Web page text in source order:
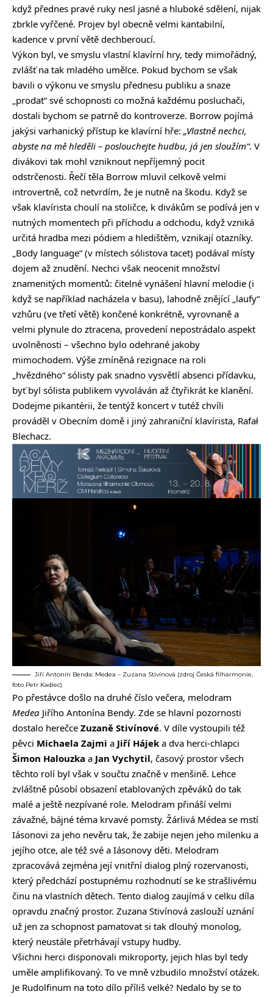
když přednes pravé ruky nesl jasné a hluboké sdělení, nijak
zbrkle vyřčené. Projev byl obecně velmi kantabilní,
kadence v první větě dechberoucí.
Výkon byl, ve smyslu vlastní klavírní hry, tedy mimořádný,
zvlášť na tak mladého umělce. Pokud bychom se však
bavili o výkonu ve smyslu přednesu publiku a snaze
„prodat“ své schopnosti co možná každému posluchači,
dostali bychom se patrně do kontroverze. Borrow pojímá
jakýsi varhanický přístup ke klavírní hře: „Vlastně nechci,
abyste na mě hleděli – poslouchejte hudbu, já jen sloužím“. V
divákovi tak mohl vzniknout nepříjemný pocit
odstrčenosti. Řečí těla Borrow mluvil celkově velmi
introvertně, což netvrdím, že je nutně na škodu. Když se
však klavírista choulí na stoličce, k divákům se podívá jen v
nutných momentech při příchodu a odchodu, když vzniká
určitá hradba mezi pódiem a hledištěm, vznikají otazníky.
„Body language“ (v místech sólistova tacet) podával místy
dojem až znudění. Nechci však neocenit množství
znamenitých momentů: čitelné vynášení hlavní melodie (i
když se například nacházela v basu), lahodně znějící „laufy“
vzhůru (ve třetí větě) končené konkrétně, vyrovnaně a
velmi plynule do ztracena, provedení nepostrádalo aspekt
uvolněnosti – všechno bylo odehrané jakoby
mimochodem. Výše zmíněná rezignace na roli
„hvězdného“ sólisty pak snadno vysvětlí absenci přídavku,
byť byl sólista publikem vyvoláván až čtyřikrát ke klanění.
Dodejme pikantérii, že tentýž koncert v tutéž chvíli
prováděl v Obecním domě i jiný zahraniční klavírista, Rafał
Blechacz.
Jiří Antonín Benda: Medea – Zuzana Stivínová (zdroj Česká filharmonie,
foto Petr Kadlec)
Po přestávce došlo na druhé číslo večera, melodram
Medea Jiřího Antonína Bendy. Zde se hlavní pozornosti
dostalo herečce Zuzaně Stivínové. V díle vystoupili též
pěvci Michaela Zajmi a Jiří Hájek a dva herci-chlapci
Šimon Halouzka a Jan Vychytil, časový prostor všech
těchto rolí byl však v součtu značně v menšině. Lehce
zvláštně působí obsazení etablovaných zpěváků do tak
malé a ještě nezpívané role. Melodram přináší velmi
závažné, bájné téma krvavé pomsty. Žárlivá Médea se mstí
Iásonovi za jeho nevěru tak, že zabije nejen jeho milenku a
jejího otce, ale též své a Iásonovy děti. Melodram
zpracovává zejména její vnitřní dialog plný rozervanosti,
který předchází postupnému rozhodnutí se ke strašlivému
činu na vlastních dětech. Tento dialog zaujímá v celku díla
opravdu značný prostor. Zuzana Stivínová zaslouží uznání
už jen za schopnost pamatovat si tak dlouhý monolog,
který neustále přetrhávají vstupy hudby.
Všichni herci disponovali mikroporty, jejich hlas byl tedy
uměle amplifikovaný. To ve mně vzbudilo množství otázek.
Je Rudolfinum na toto dílo příliš velké? Nedalo by se to